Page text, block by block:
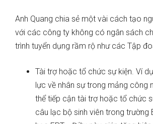
Anh Quang chia sẻ một vài cách tạo
với các công ty không có ngân sách
trình tuyển dụng rầm rộ như các Tập
Tài trợ hoặc tổ chức sự kiện. Ví
lực về nhân sự trong mảng công
thể tiếp cận tài trợ hoặc tổ chức
câu lạc bộ sinh viên trong trường